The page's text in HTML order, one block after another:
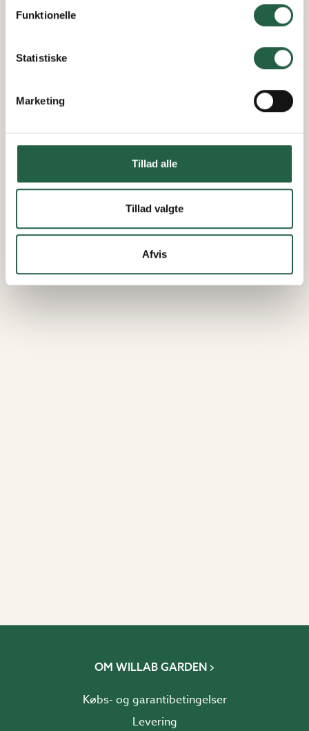
personlige oplysninger
Funktionelle
Statistiske
Marketing
Tillad alle
Tillad valgte
Afvis
OM WILLAB GARDEN
Købs- og garantibetingelser
Levering